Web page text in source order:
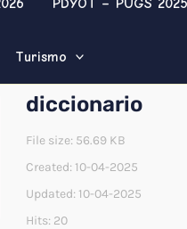
PDYOT – PUGS 2025
Turismo
diccionario
File size: 56.69 KB
Created: 10-04-2025
Updated: 10-04-2025
Hits: 20